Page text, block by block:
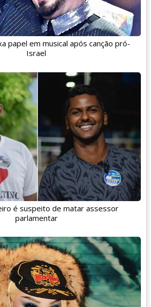
papel em musical após canção pró-
Israel
é suspeito de matar assessor
parlamentar